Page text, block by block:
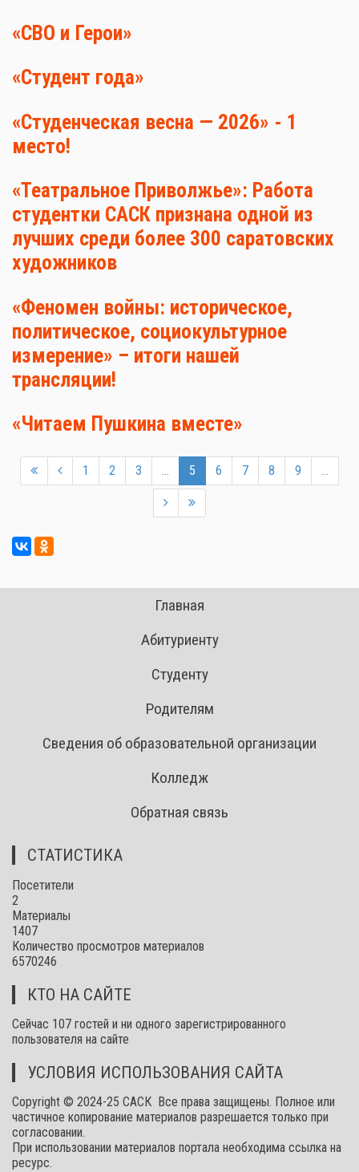
«СВО и Герои»
«Студент года»
«Студенческая весна — 2026» - 1
место!
«Театральное Приволжье»: Работа
студентки САСК признана одной из
лучших среди более 300 саратовских
художников
«Феномен войны: историческое,
политическое, социокультурное
измерение» – итоги нашей
трансляции!
«Читаем Пушкина вместе»
1 2 3 ... 5 6 7 8 9 ...
Главная
Абитуриенту
Студенту
Родителям
Сведения об образовательной организации
Колледж
Обратная связь
СТАТИСТИКА
Посетители
2
Материалы
1407
Количество просмотров материалов
6570246
КТО НА САЙТЕ
Сейчас 107 гостей и ни одного зарегистрированного
пользователя на сайте
УСЛОВИЯ ИСПОЛЬЗОВАНИЯ САЙТА
Copyright © 2024-25 САСК Все права защищены. Полное или
частичное копирование материалов разрешается только при
согласовании.
При использовании материалов портала необходима ссылка на
ресурс.